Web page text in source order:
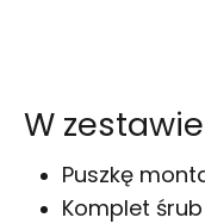
W
Puszkę
Komplet